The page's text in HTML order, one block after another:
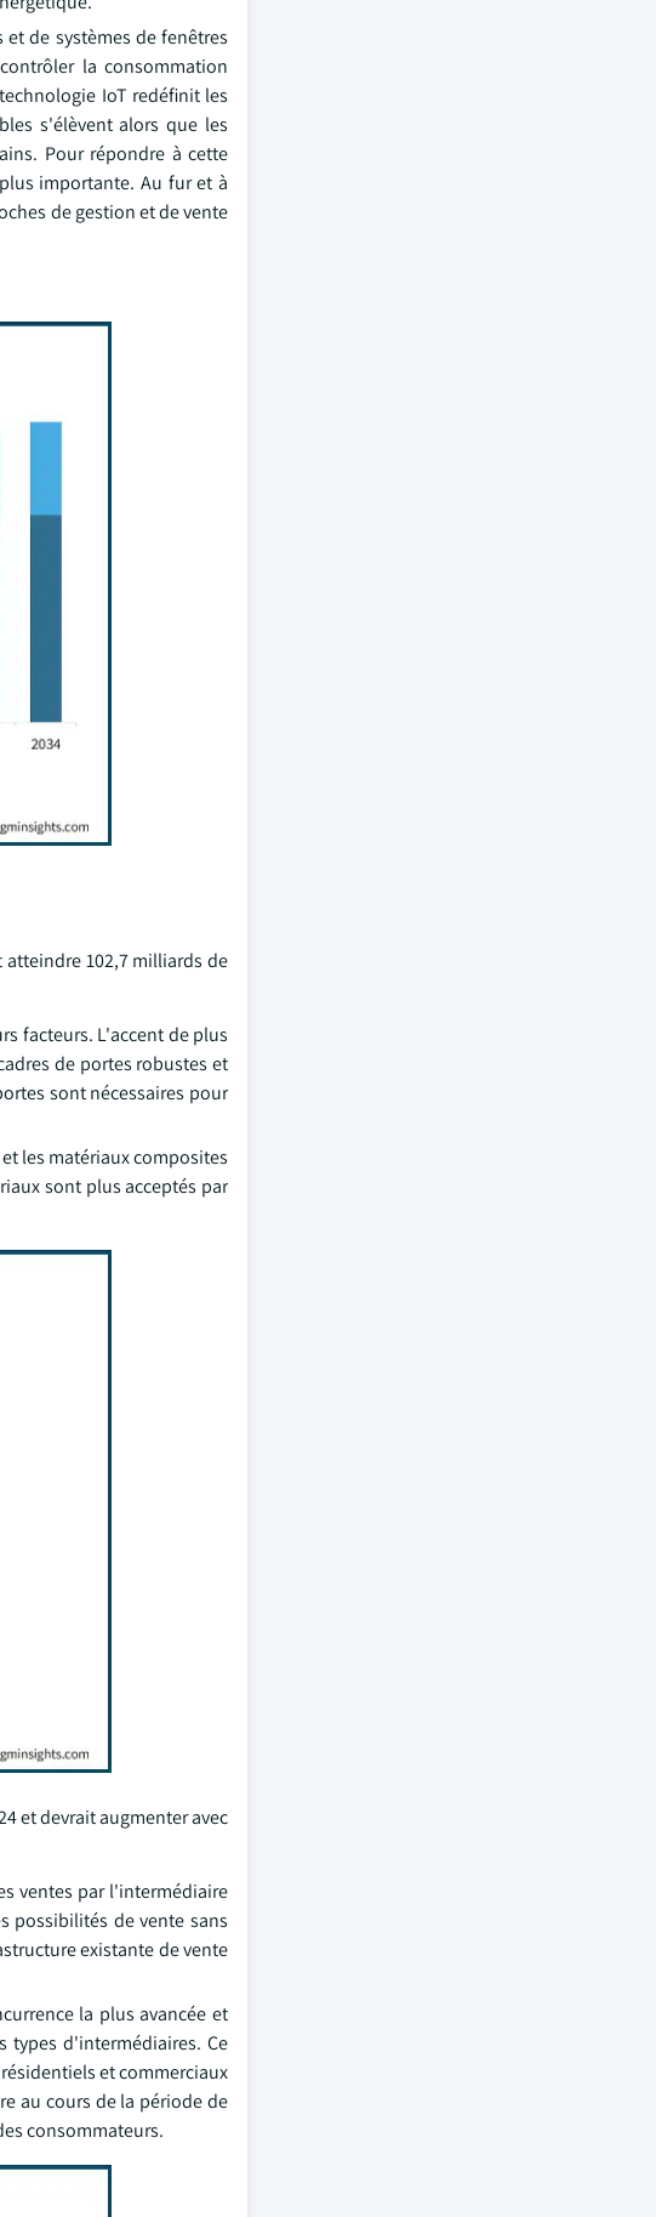
de systèmes de fenêtres
la consommation
IoT redéfinit les
s'élèvent alors que les
Pour répondre à cette
importante. Au fur et à
de gestion et de vente
atteindre 102,7 milliards de
facteurs. L'accent de plus
de portes robustes et
sont nécessaires pour
les matériaux composites
sont plus acceptés par
et devrait augmenter avec
ventes par l'intermédiaire
possibilités de vente sans
existante de vente
la plus avancée et
d'intermédiaires. Ce
et commerciaux
au cours de la période de
consommateurs.